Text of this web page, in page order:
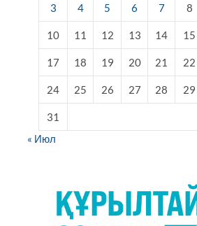
3 4 5 6 7 8
10 11 12 13 14 15
17 18 19 20 21 22
24 25 26 27 28 29
31
« Июл